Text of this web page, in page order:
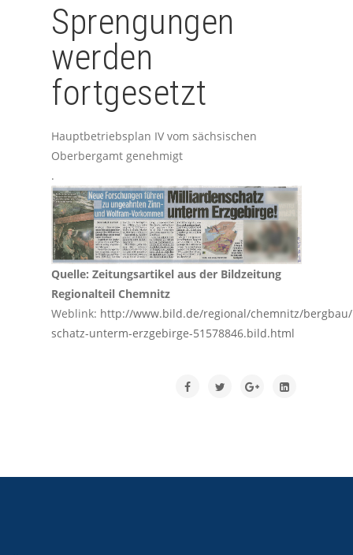
Sprengungen
werden
fortgesetzt
Hauptbetriebsplan IV vom sächsischen
Oberbergamt genehmigt
.
Quelle: Zeitungsartikel aus der Bildzeitung
Regionalteil Chemnitz
Weblink: http://www.bild.de/regional/chemnitz/
schatz-unterm-erzgebirge-51578846.bild.html